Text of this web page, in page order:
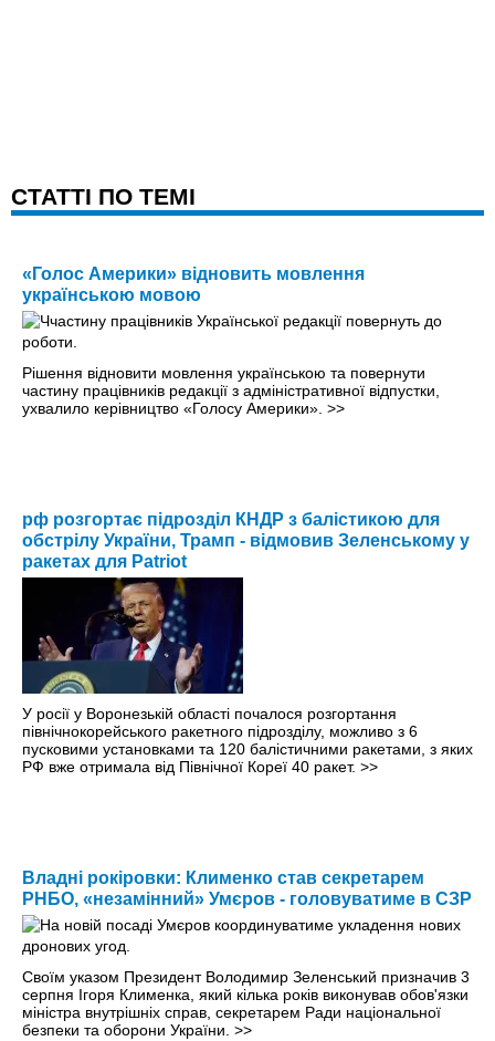
CТАТТІ ПО ТЕМІ
«Голос Америки» відновить мовлення
українською мовою
Рішення відновити мовлення українською та повернути
частину працівників редакції з адміністративної відпустки,
ухвалило керівництво «Голосу Америки». >>
рф розгортає підрозділ КНДР з балістикою для
обстрілу України, Трамп - відмовив Зеленському у
ракетах для Patriot
У росії у Воронезькій області почалося розгортання
північнокорейського ракетного підрозділу, можливо з 6
пусковими установками та 120 балістичними ракетами, з яких
РФ вже отримала від Північної Кореї 40 ракет. >>
Владні рокіровки: Клименко став секретарем
РНБО, «незамінний» Умєров - головуватиме в СЗР
Своїм указом Президент Володимир Зеленський призначив 3
серпня Ігоря Клименка, який кілька років виконував обов'язки
міністра внутрішніх справ, секретарем Ради національної
безпеки та оборони України. >>